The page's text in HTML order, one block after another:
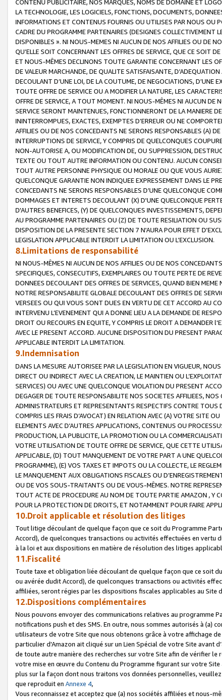
CONTENU PUBLICITAIRE, NOS MARQUES, NOMS DE DOMAINE ET
LA TECHNOLOGIE, LES LOGICIELS, FONCTIONS, DOCUMENTS,
INFORMATIONS ET CONTENUS FOURNIS OU UTILISES PAR NOUS OU
CADRE DU PROGRAMME PARTENAIRES (DESIGNES COLLECTIVEMENT
DISPONIBLES ». NI NOUS-MEMES NI AUCUN DE NOS AFFILIES OU DE
QU’ELLE SOIT CONCERNANT LES OFFRES DE SERVICE, QUE CE SOIT
ET NOUS-MÊMES DECLINONS TOUTE GARANTIE CONCERNANT LES
DE VALEUR MARCHANDE, DE QUALITE SATISFAISANTE,
DECOULANT D’UNE LOI, DE LA COUTUME, DE NEGOCIATIONS, D’UNE
TOUTE OFFRE DE SERVICE OU A MODIFIER LA NATURE, LES
OFFRE DE SERVICE, A TOUT MOMENT. NI NOUS-MÊMES NI AUCUN DE
SERVICE SERONT MAINTENUES, FONCTIONNERONT DE LA MANIERE
ININTERROMPUES, EXACTES, EXEMPTES D’ERREUR OU NE
AFFILIES OU DE NOS CONCEDANTS NE SERONS RESPONSABLES (A)
INTERRUPTIONS DE SERVICE, Y COMPRIS DE QUELCONQUES
NON-AUTORISE A, OU MODIFICATION DE, OU SUPPRESSION,
TEXTE OU TOUT AUTRE INFORMATION OU CONTENU. AUCUN
TOUT AUTRE PERSONNE PHYSIQUE OU MORALE OU QUE VOUS
QUELCONQUE GARANTIE NON INDIQUEE EXPRESSEMENT DANS LE
CONCEDANTS NE SERONS RESPONSABLES D’UNE QUELCONQUE
DOMMAGES ET INTERETS DECOULANT (X) D'UNE QUELCONQUE
D'AUTRES BENEFICES, (Y) DE QUELCONQUES INVESTISSEMENTS,
AU PROGRAMME PARTENAIRES OU (Z) DE TOUTE RESILIATION OU
DISPOSITION DE LA PRESENTE SECTION 7 N'AURA POUR EFFET
LEGISLATION APPLICABLE INTERDIT LA LIMITATION OU L’EXCLUSION.
8.Limitations de responsabilité
NI NOUS-MÊMES NI AUCUN DE NOS AFFILIES OU DE NOS
SPECIFIQUES, CONSECUTIFS, EXEMPLAIRES OU TOUTE PERTE DE
DONNEES DECOULANT DES OFFRES DE SERVICES, QUAND BIEN
NOTRE RESPONSABILITE GLOBALE DECOULANT DES OFFRES DE
VERSEES OU QUI VOUS SONT DUES EN VERTU DE CET ACCORD AU
INTERVENU L’EVENEMENT QUI A DONNE LIEU A LA DEMANDE DE
DROIT OU RECOURS EN EQUITE, Y COMPRIS LE DROIT A DEMANDER
AVEC LE PRESENT ACCORD. AUCUNE DISPOSITION DU PRESENT
APPLICABLE INTERDIT LA LIMITATION.
9.Indemnisation
DANS LA MESURE AUTORISEE PAR LA LEGISLATION EN VIGUEUR,
DIRECT OU INDIRECT AVEC LA CREATION, LE MAINTIEN OU
SERVICES) OU AVEC UNE QUELCONQUE VIOLATION DU PRESENT
DEGAGER DE TOUTE RESPONSABILITE NOS SOCIETES AFFILIEES,
ADMINISTRATEURS ET REPRESENTANTS RESPECTIFS CONTRE
COMPRIS LES FRAIS D’AVOCAT) EN RELATION AVEC (A) VOTRE SITE
ELEMENTS AVEC D’AUTRES APPLICATIONS, CONTENUS OU
PRODUCTION, LA PUBLICITE, LA PROMOTION OU LA
VOTRE UTILISATION DE TOUTE OFFRE DE SERVICE, QUE CETTE
APPLICABLE, (D) TOUT MANQUEMENT DE VOTRE PART A UNE
PROGRAMME), (E) VOS TAXES ET IMPOTS OU LA COLLECTE, LE
LE MANQUEMENT AUX OBLIGATIONS FISCALES OU
OU DE VOS SOUS-TRAITANTS OU DE VOUS-MÊMES. NOTRE
TOUT ACTE DE PROCEDURE AU NOM DE TOUTE PARTIE AMAZON , Y
POUR LA PROTECTION DE DROITS, ET NOTAMMENT POUR FAIRE
10.Droit applicable et résolution des litiges
Tout litige découlant de quelque façon que ce soit du Programme
Accord), de quelconques transactions ou activités effectuées en vertu
à la loi et aux dispositions en matière de résolution des litiges
11.Fiscalité
Toute taxe et obligation liée découlant de quelque façon que ce soit
ou avérée dudit Accord), de quelconques transactions ou activités
affiliées, seront régies par les dispositions fiscales applicables au Site
12.Dispositions complémentaires
Nous pouvons envoyer des communications relatives au programme
notifications push et des SMS. En outre, nous sommes autorisés à
utilisateurs de votre Site que nous obtenons grâce à votre affichage
particulier d'Amazon ait cliqué sur un Lien Spécial de votre Site avant
de toute autre manière des recherches sur votre Site afin de vérifier
votre mise en œuvre du Contenu du Programme figurant sur votre
plus sur la façon dont nous traitons vos données personnelles,
que reproduit en Annexe 4,
Vous reconnaissez et acceptez que (a) nos sociétés affiliées et nous-